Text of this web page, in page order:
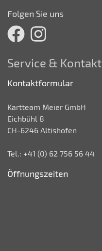
Folgen Sie uns
Service & Kontakt
Kontaktformular
Kartteam Meier GmbH
Eichbühl 8
CH-6246 Altishofen
Tel.: +41 (0) 62 756 56 44
Öffnungszeiten